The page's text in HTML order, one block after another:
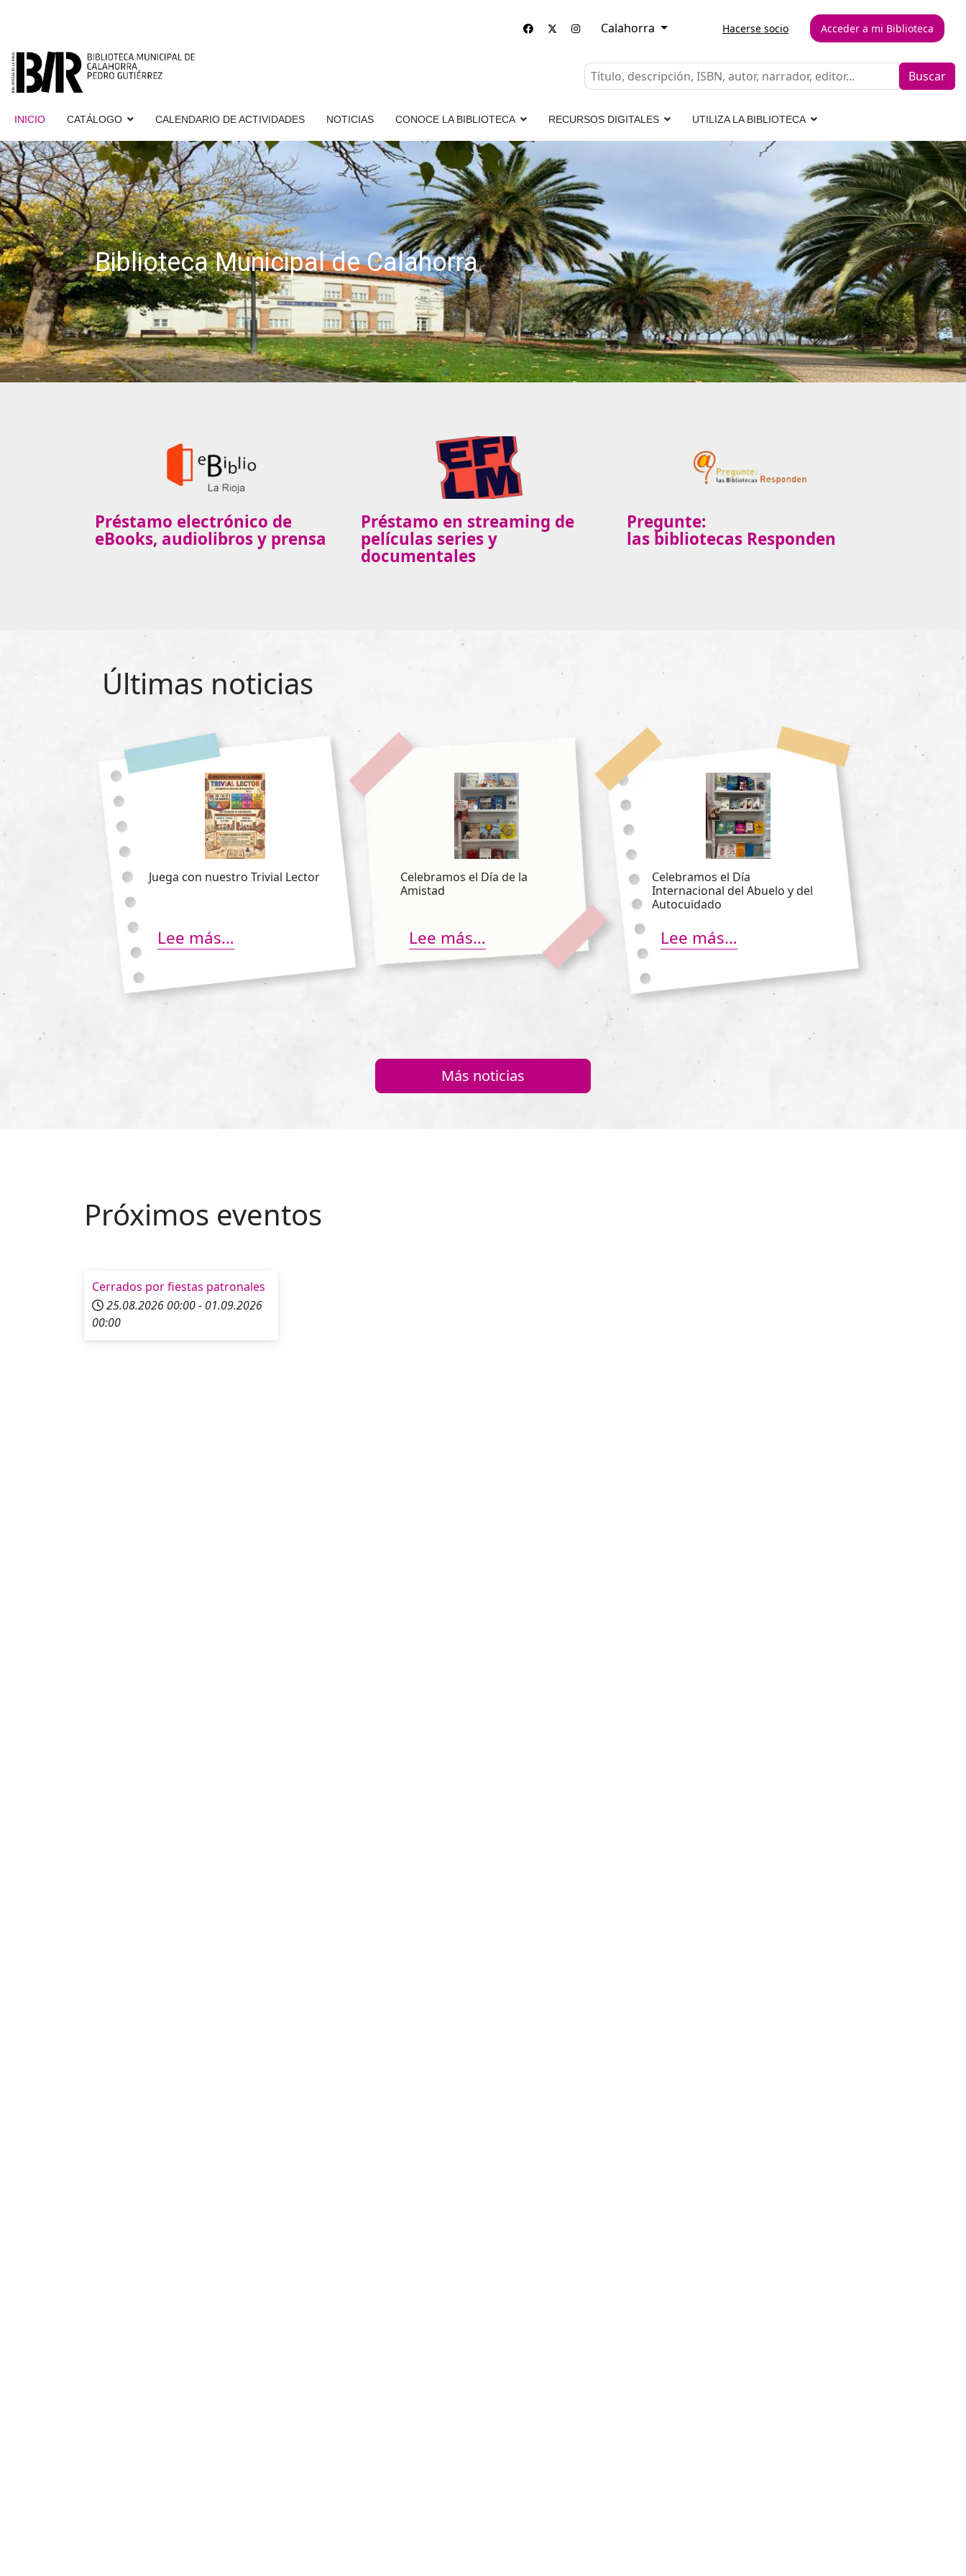
Calahorra Hacerse socio Acceder a mi Biblioteca
Buscar
INICIO CATÁLOGO CALENDARIO DE ACTIVIDADES NOTICIAS CONOCE LA BIBLIOTECA RECURSOS DIGITALES UTILIZA LA BIBLIOTECA
Biblioteca Municipal de Calahorra
Préstamo electrónico de
eBooks, audiolibros y prensa
Préstamo en streaming de
películas series y
documentales
Pregunte:
las bibliotecas Responden
Últimas noticias
Juega con nuestro Trivial Lector
Lee más…
Celebramos el Día de la
Amistad
Lee más…
Celebramos el Día
Internacional del Abuelo y del
Autocuidado
Lee más…
Más noticias
Próximos eventos
Cerrados por fiestas patronales
25.08.2026 00:00- 01.09.2026
00:00